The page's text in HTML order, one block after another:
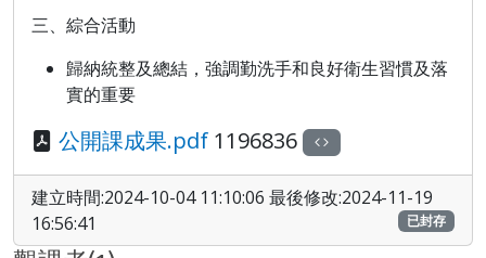
三、綜合活動
歸納統整及總結，強調勤洗手和良好衛生習慣及落
實的重要
公開課成果.pdf 1196836
建立時間:2024-10-04 11:10:06 最後修改:2024-11-19
16:56:41
已封存